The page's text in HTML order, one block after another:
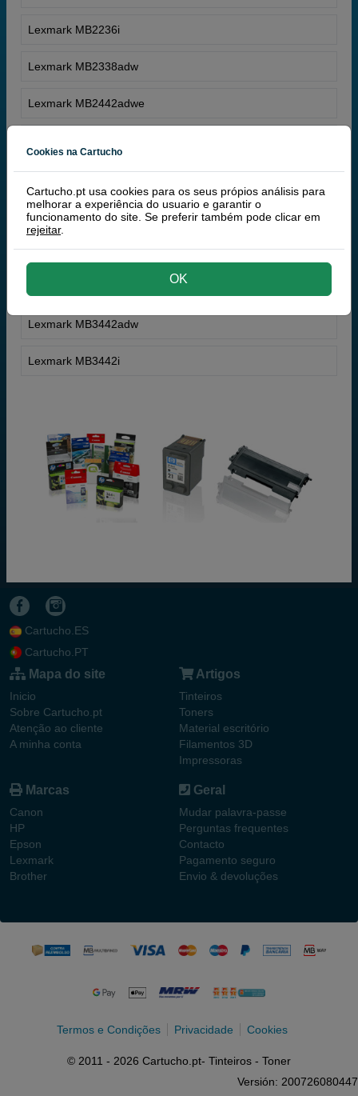
Lexmark MB2236i
Lexmark MB2338adw
Lexmark MB2442adwe
Lexmark MB2650adwe
Lexmark MB2770adhwe
Lexmark MB3442adw
Lexmark MB3442i
Cartucho.ES
Cartucho.PT
Mapa do site
Inicio
Sobre Cartucho.pt
Atenção ao cliente
A minha conta
Artigos
Tinteiros
Toners
Material escritório
Filamentos 3D
Impressoras
Marcas
Canon
HP
Epson
Lexmark
Brother
Geral
Mudar palavra-passe
Perguntas frequentes
Contacto
Pagamento seguro
Envio & devoluções
Termos e Condições Privacidade Cookies
© 2011 - 2026 Cartucho.pt- Tinteiros - Toner
Versión: 200726080447
Cookies na Cartucho
Cartucho.pt usa cookies para os seus própios análisis para
melhorar a experiência do usuario e garantir o
funcionamento do site. Se preferir também pode clicar em
rejeitar.
OK